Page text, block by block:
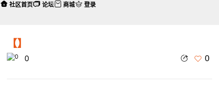
【】
0 0
社区首页 论坛 商城 登录